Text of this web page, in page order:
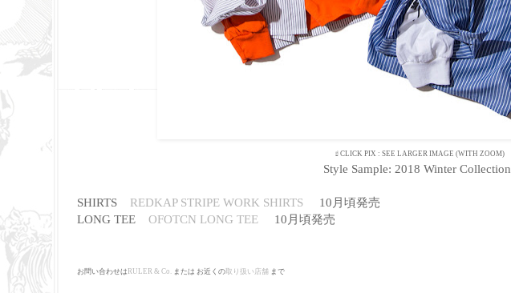
☝ CLICK PIX : SEE LARGER IMAGE (WITH ZOOM)
Style Sample: 2018 Winter Collection
SHIRTS REDKAP STRIPE WORK SHIRTS 10月頃発売
LONG TEE OFOTCN LONG TEE 10月頃発売
お問い合わせは RULER & Co. または お近くの 取り扱い店舗 まで